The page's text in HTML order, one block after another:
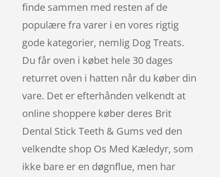
finde sammen med resten af de
populære fra varer i en vores rigtig
gode kategorier, nemlig Dog Treats.
Du får oven i købet hele 30 dages
returret oven i hatten når du køber din
vare. Det er efterhånden velkendt at
online shoppere køber deres Brit
Dental Stick Teeth & Gums ved den
velkendte shop Os Med Kæledyr, som
ikke bare er en døgnflue, men har